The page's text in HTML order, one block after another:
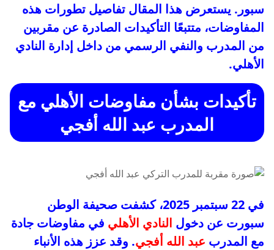
سبور. يستعرض هذا المقال تفاصيل تطورات هذه
المفاوضات، متتبعًا التأكيدات الصادرة عن مقربين
من المدرب والنفي الرسمي من داخل إدارة النادي
الأهلي.
تأكيدات بشأن مفاوضات الأهلي مع
المدرب عبد الله أفجي
في 22 سبتمبر 2025، كشفت صحيفة الوطن
سبورت عن دخول النادي الأهلي في مفاوضات جادة
مع المدرب عبد الله أفجي. وقد عزز هذه الأنباء